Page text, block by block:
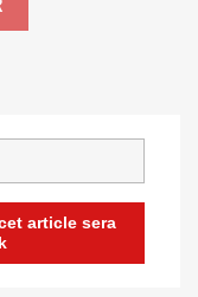
article sera